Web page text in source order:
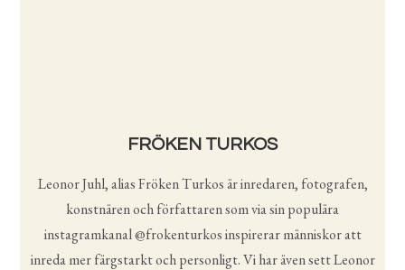
FRÖKEN TURKOS
Leonor Juhl, alias Fröken Turkos är inredaren, fotografen,
konstnären och författaren som via sin populära
instagramkanal @frokenturkos inspirerar människor att
inreda mer färgstarkt och personligt. Vi har även sett Leonor